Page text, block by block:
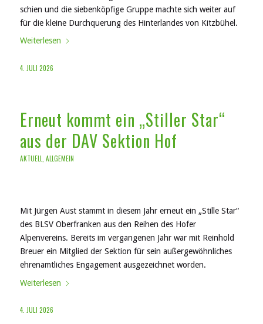
schien und die siebenköpfige Gruppe machte sich weiter auf
für die kleine Durchquerung des Hinterlandes von Kitzbühel.
Weiterlesen
4. JULI 2026
Erneut kommt ein „Stiller Star“
aus der DAV Sektion Hof
AKTUELL ALLGEMEIN
Mit Jürgen Aust stammt in diesem Jahr erneut ein „Stille Star“
des BLSV Oberfranken aus den Reihen des Hofer
Alpenvereins. Bereits im vergangenen Jahr war mit Reinhold
Breuer ein Mitglied der Sektion für sein außergewöhnliches
ehrenamtliches Engagement ausgezeichnet worden.
Weiterlesen
4. JULI 2026